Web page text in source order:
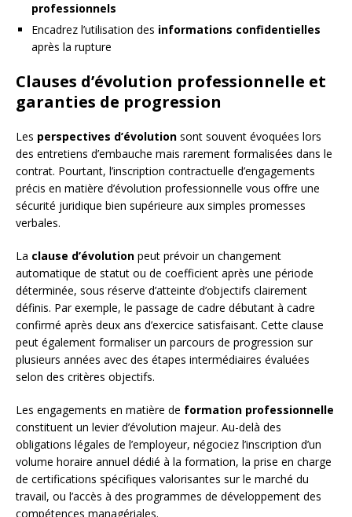
professionnels
Encadrez l’utilisation des informations confidentielles
après la rupture
Clauses d’évolution professionnelle et
garanties de progression
Les perspectives d’évolution sont souvent évoquées lors
des entretiens d’embauche mais rarement formalisées dans le
contrat. Pourtant, l’inscription contractuelle d’engagements
précis en matière d’évolution professionnelle vous offre une
sécurité juridique bien supérieure aux simples promesses
verbales.
La clause d’évolution peut prévoir un changement
automatique de statut ou de coefficient après une période
déterminée, sous réserve d’atteinte d’objectifs clairement
définis. Par exemple, le passage de cadre débutant à cadre
confirmé après deux ans d’exercice satisfaisant. Cette clause
peut également formaliser un parcours de progression sur
plusieurs années avec des étapes intermédiaires évaluées
selon des critères objectifs.
Les engagements en matière de formation professionnelle
constituent un levier d’évolution majeur. Au-delà des
obligations légales de l’employeur, négociez l’inscription d’un
volume horaire annuel dédié à la formation, la prise en charge
de certifications spécifiques valorisantes sur le marché du
travail, ou l’accès à des programmes de développement des
compétences managériales.